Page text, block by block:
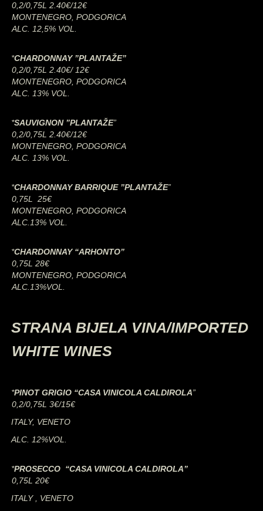
0,2/0,75L 2.40€/12€
MONTENEGRO, PODGORICA
ALC. 12,5% VOL.
*CHARDONNAY ”PLANTAŽE”
0,2/0,75L 2.40€/ 12€
MONTENEGRO, PODGORICA
ALC. 13% VOL.
*SAUVIGNON ”PLANTAŽE”
0,2/0,75L 2.40€/12€
MONTENEGRO, PODGORICA
ALC. 13% VOL.
*CHARDONNAY BARRIQUE ”PLANTAŽE”
0,75L 25€
MONTENEGRO, PODGORICA
ALC.13% VOL.
*CHARDONNAY “ARHONTO”
0,75L 28€
MONTENEGRO, PODGORICA
ALC.13%VOL.
STRANA BIJELA VINA/IMPORTED
WHITE WINES
*PINOT GRIGIO “CASA VINICOLA CALDIROLA”
0,2/0,75L 3€/15€
ITALY, VENETO
ALC. 12%VOL.
*PROSECCO “CASA VINICOLA CALDIROLA”
0,75L 20€
ITALY , VENETO